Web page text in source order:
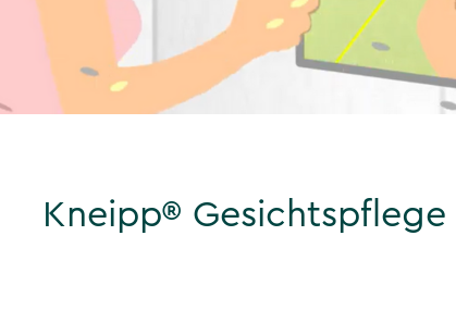
Kneipp® Gesichtspflege